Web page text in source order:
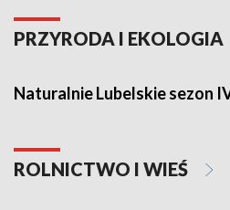
PRZYRODA I EKOLOGIA
Naturalnie Lubelskie sezon
ROLNICTWO I WIEŚ